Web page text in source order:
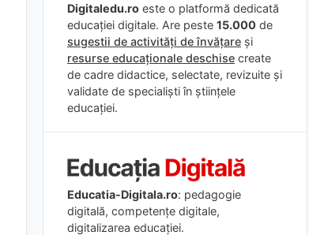
Digitaledu.ro este o platformă dedicată
educației digitale. Are peste 15.000 de
sugestii de activități de învățare și
resurse educaționale deschise create
de cadre didactice, selectate, revizuite și
validate de specialiști în științele
educației.
Educatia-Digitala.ro: pedagogie
digitală, competențe digitale,
digitalizarea educației.